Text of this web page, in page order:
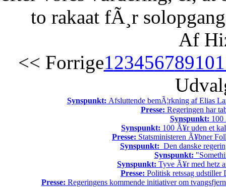
to rakaat fÃ¸r
Af
<< Forrige12345678910
Synspunkt: Afsluttende bemÃ¦rkning af Elias
Presse: Regeringen har
Synspunkt: 100
Synspunkt: 100 Ã¥r uden et
Presse: Statsministeren Ã¥bner
Synspunkt: Den danske
Synspunkt:
Synspunkt: Tyve Ã¥r med hetz
Presse: Politisk retssag udstiller
Presse: Regeringens kommende initiativer om